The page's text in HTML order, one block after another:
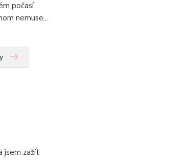
počasí
nemuse...
jsem zažít